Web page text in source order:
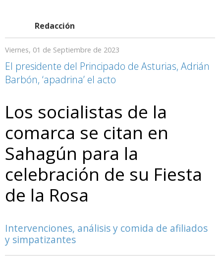
Redacción
Viernes, 01 de Septiembre de 2023
El presidente del Principado de Asturias, Adrián
Barbón, ‘apadrina’ el acto
Los socialistas de la
comarca se citan en
Sahagún para la
celebración de su Fiesta
de la Rosa
Intervenciones, análisis y comida de afiliados
y simpatizantes